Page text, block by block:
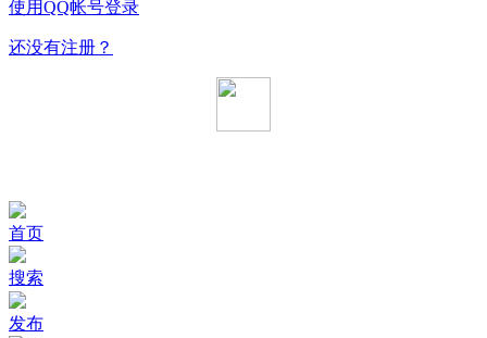
使用QQ帐号登录
还没有注册？
首页
搜索
发布